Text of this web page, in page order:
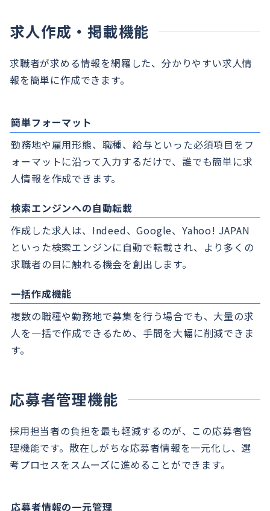
求人作成・掲載機能
求職者が求める情報を網羅した、分かりやすい求人情
報を簡単に作成できます。
簡単フォーマット
勤務地や雇用形態、職種、給与といった必須項目をフ
ォーマットに沿って入力するだけで、誰でも簡単に求
人情報を作成できます。
検索エンジンへの自動転載
作成した求人は、Indeed、Google、Yahoo! JAPAN
といった検索エンジンに自動で転載され、より多くの
求職者の目に触れる機会を創出します。
一括作成機能
複数の職種や勤務地で募集を行う場合でも、大量の求
人を一括で作成できるため、手間を大幅に削減できま
す。
応募者管理機能
採用担当者の負担を最も軽減するのが、この応募者管
理機能です。散在しがちな応募者情報を一元化し、選
考プロセスをスムーズに進めることができます。
応募者情報の一元管理